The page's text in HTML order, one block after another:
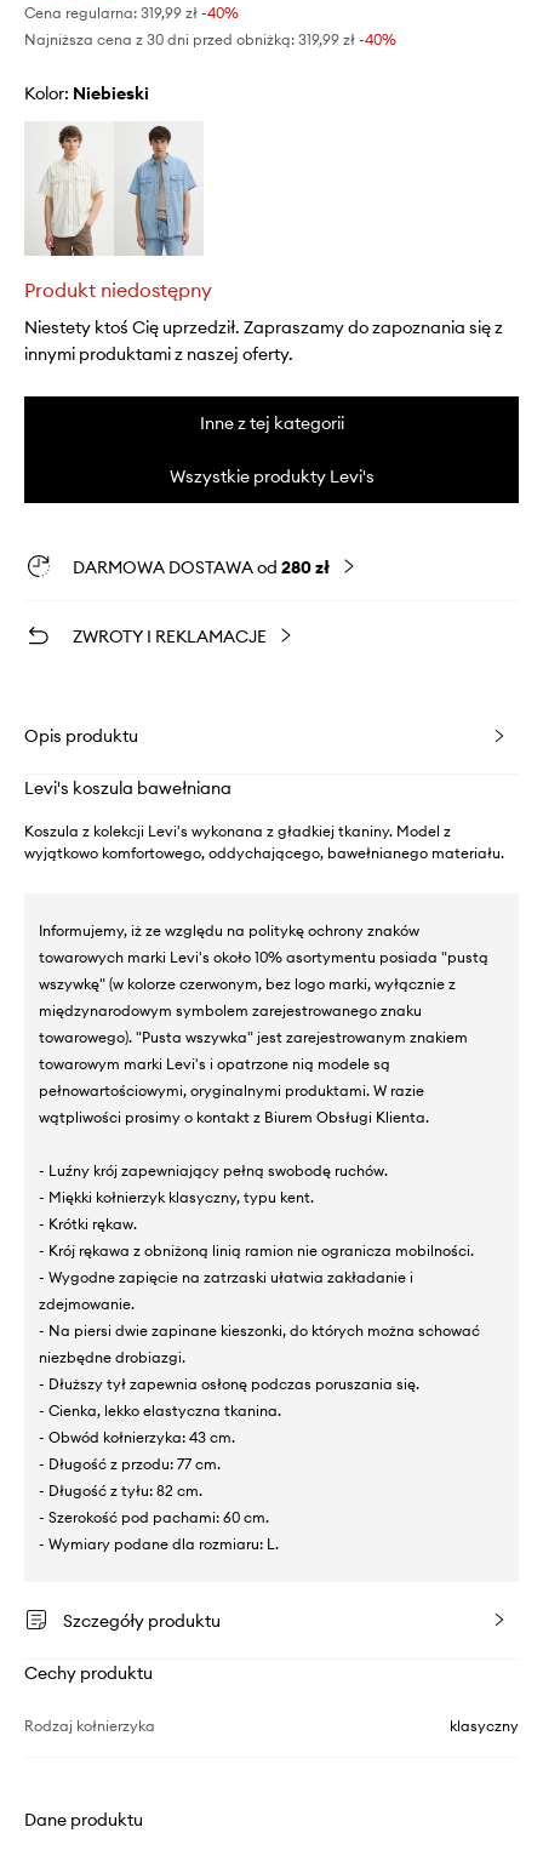
Cena regularna: 319,99 zł -40%
Najniższa cena z 30 dni przed obniżką: 319,99 zł -40%
Kolor: niebieski
Produkt niedostępny
Niestety ktoś Cię uprzedził. Zapraszamy do zapoznania się z
innymi produktami z naszej oferty.
Inne z tej kategorii
Wszystkie produkty Levi's
DARMOWA DOSTAWA od 280 zł
ZWROTY I REKLAMACJE
Opis produktu
Levi's koszula bawełniana
Koszula z kolekcji Levi's wykonana z gładkiej tkaniny. Model z
wyjątkowo komfortowego, oddychającego, bawełnianego materiału.
Informujemy, iż ze względu na politykę ochrony znaków
towarowych marki Levi's około 10% asortymentu posiada "pustą
wszywkę" (w kolorze czerwonym, bez logo marki, wyłącznie z
międzynarodowym symbolem zarejestrowanego znaku
towarowego). "Pusta wszywka" jest zarejestrowanym znakiem
towarowym marki Levi's i opatrzone nią modele są
pełnowartościowymi, oryginalnymi produktami. W razie
wątpliwości prosimy o kontakt z Biurem Obsługi Klienta.
- Luźny krój zapewniający pełną swobodę ruchów.
- Miękki kołnierzyk klasyczny, typu kent.
- Krótki rękaw.
- Krój rękawa z obniżoną linią ramion nie ogranicza mobilności.
- Wygodne zapięcie na zatrzaski ułatwia zakładanie i
zdejmowanie.
- Na piersi dwie zapinane kieszonki, do których można schować
niezbędne drobiazgi.
- Dłuższy tył zapewnia osłonę podczas poruszania się.
- Cienka, lekko elastyczna tkanina.
- Obwód kołnierzyka: 43 cm.
- Długość z przodu: 77 cm.
- Długość z tyłu: 82 cm.
- Szerokość pod pachami: 60 cm.
- Wymiary podane dla rozmiaru: L.
Szczegóły produktu
Cechy produktu
Rodzaj kołnierzyka klasyczny
Dane produktu